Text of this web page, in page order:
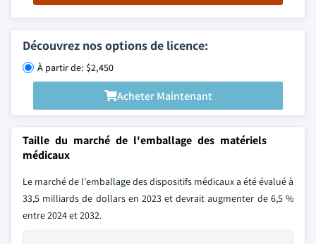
Découvrez nos options de licence:
À partir de: $2,450
Acheter Maintenant
Taille du marché de l'emballage des matériels
médicaux
Le marché de l'emballage des dispositifs médicaux a été évalué à
33,5 milliards de dollars en 2023 et devrait augmenter de 6,5 %
entre 2024 et 2032.